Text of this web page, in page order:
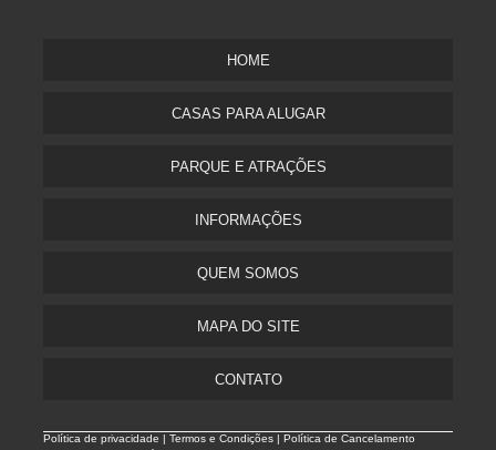
HOME
CASAS PARA ALUGAR
PARQUE E ATRAÇÕES
INFORMAÇÕES
QUEM SOMOS
MAPA DO SITE
CONTATO
Política de privacidade |Termos e Condições | Política de Cancelamento